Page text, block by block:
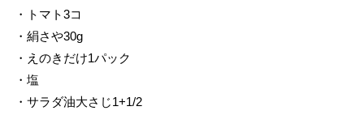
・トマト3コ
・絹さや30g
・えのきだけ1パック
・塩
・サラダ油大さじ1+1/2